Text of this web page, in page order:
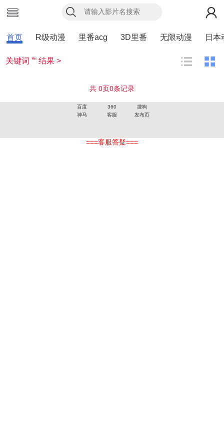
首页 R级动漫 里番acg 3D里番 无限动漫 日本
关键词 ”“ 结果 >
共 0页0条记录
百度 360
搜狗
神马
客服 发布页
===客服答疑===